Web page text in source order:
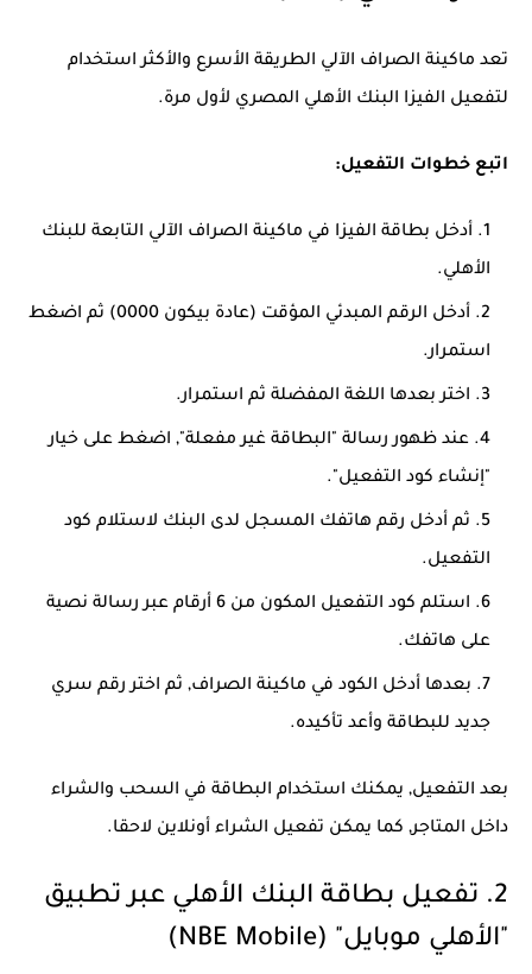
تعد ماكينة الصراف الآلي الطريقة الأسرع والأكثر استخدام
لتفعيل الفيزا البنك الأهلي المصري لأول مرة.
اتبع خطوات التفعيل:
أدخل بطاقة الفيزا في ماكينة الصراف الآلي التابعة للبنك
الأهلي.
أدخل الرقم المبدئي المؤقت (عادة بيكون 0000) ثم اضغط
استمرار.
اختر بعدها اللغة المفضلة ثم استمرار.
عند ظهور رسالة "البطاقة غير مفعلة", اضغط على خيار
"إنشاء كود التفعيل".
ثم أدخل رقم هاتفك المسجل لدى البنك لاستلام كود
التفعيل.
استلم كود التفعيل المكون من 6 أرقام عبر رسالة نصية
على هاتفك.
بعدها أدخل الكود في ماكينة الصراف, ثم اختر رقم سري
جديد للبطاقة وأعد تأكيده.
بعد التفعيل, يمكنك استخدام البطاقة في السحب والشراء
داخل المتاجر, كما يمكن تفعيل الشراء أونلاين لاحقا.
2. تفعيل بطاقة البنك الأهلي عبر تطبيق
"الأهلي موبايل" (NBE Mobile)